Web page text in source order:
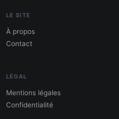
LE SITE
À propos
Contact
LÉGAL
Mentions légales
Confidentialité